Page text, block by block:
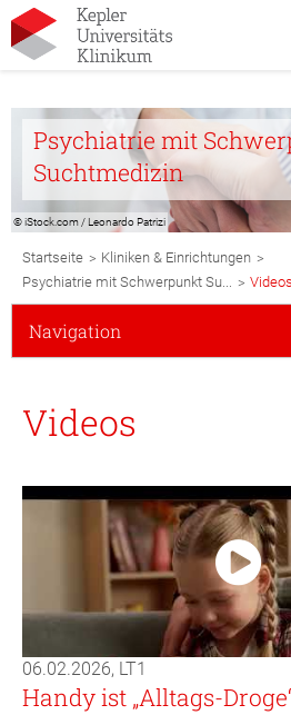
Psychiatrie mit
Suchtmedizin
© iStock.com / Leonardo Patrizi
Breadcrumb
Navigation
Startseite > Kliniken & Einrichtungen >
Psychiatrie mit Schwerpunkt Su... > Videos
Subnavigation
Mobile
Navigation
Videos
06.02.2026, LT1
Handy ist „Alltags-